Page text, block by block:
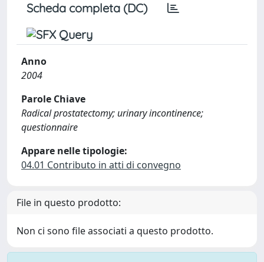
Scheda completa (DC)
Anno
2004
Parole Chiave
Radical prostatectomy; urinary incontinence;
questionnaire
Appare nelle tipologie:
04.01 Contributo in atti di convegno
File in questo prodotto:
Non ci sono file associati a questo prodotto.